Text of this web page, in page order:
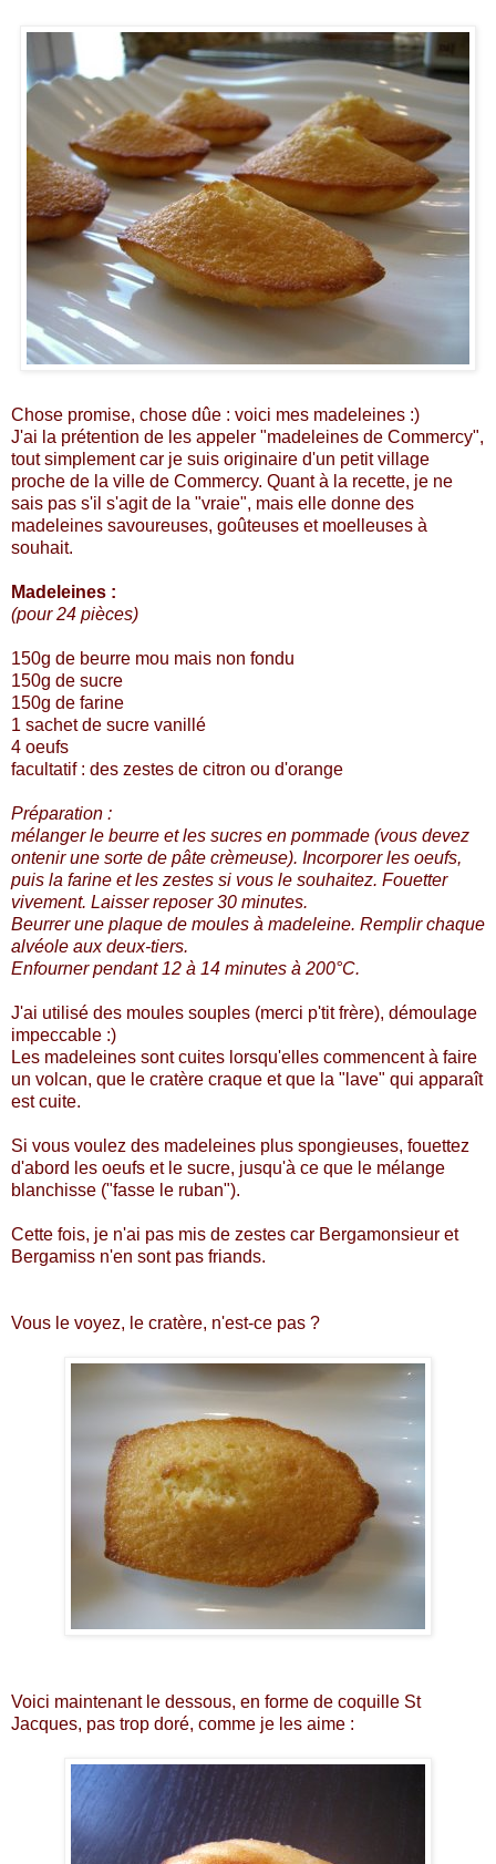
Chose promise, chose dûe : voici mes madeleines :)
J'ai la prétention de les appeler "madeleines de Commercy",
tout simplement car je suis originaire d'un petit village
proche de la ville de Commercy. Quant à la recette, je ne
sais pas s'il s'agit de la "vraie", mais elle donne des
madeleines savoureuses, goûteuses et moelleuses à
souhait.
Madeleines :
(pour 24 pièces)
150g de beurre mou mais non fondu
150g de sucre
150g de farine
1 sachet de sucre vanillé
4 oeufs
facultatif : des zestes de citron ou d'orange
Préparation :
mélanger le beurre et les sucres en pommade (vous devez
ontenir une sorte de pâte crèmeuse). Incorporer les oeufs,
puis la farine et les zestes si vous le souhaitez. Fouetter
vivement. Laisser reposer 30 minutes.
Beurrer une plaque de moules à madeleine. Remplir chaque
alvéole aux deux-tiers.
Enfourner pendant 12 à 14 minutes à 200°C.
J'ai utilisé des moules souples (merci p'tit frère), démoulage
impeccable :)
Les madeleines sont cuites lorsqu'elles commencent à faire
un volcan, que le cratère craque et que la "lave" qui apparaît
est cuite.
Si vous voulez des madeleines plus spongieuses, fouettez
d'abord les oeufs et le sucre, jusqu'à ce que le mélange
blanchisse ("fasse le ruban").
Cette fois, je n'ai pas mis de zestes car Bergamonsieur et
Bergamiss n'en sont pas friands.
Vous le voyez, le cratère, n'est-ce pas ?
Voici maintenant le dessous, en forme de coquille St
Jacques, pas trop doré, comme je les aime :